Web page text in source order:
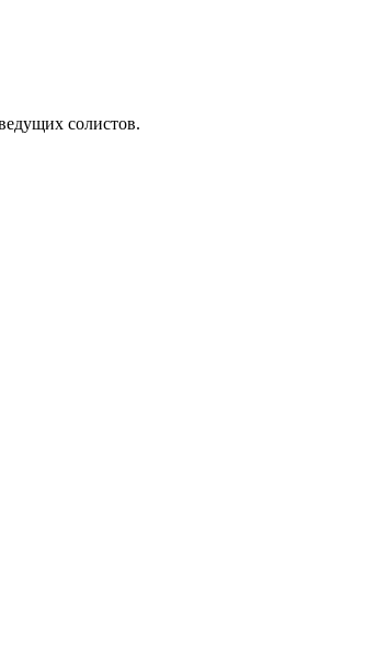
солистов.